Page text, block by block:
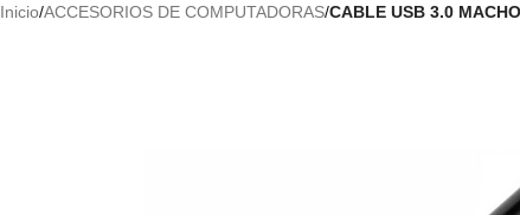
Inicio/ACCESORIOS DE COMPUTADORAS/CABLE USB 3.0